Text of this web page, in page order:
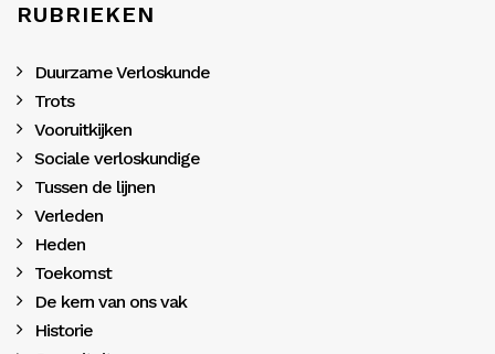
RUBRIEKEN
Duurzame Verloskunde
Trots
Vooruitkijken
Sociale verloskundige
Tussen de lijnen
Verleden
Heden
Toekomst
De kern van ons vak
Historie